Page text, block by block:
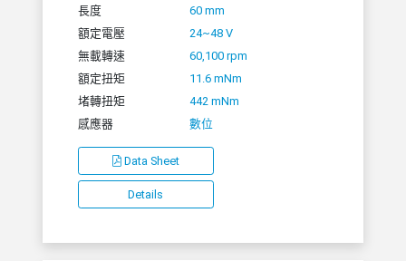
Data Sheet
Details
長度
60 mm
額定電壓
24~48 V
無載轉速
60,100 rpm
額定扭矩
11.6 mNm
堵轉扭矩
442 mNm
感應器
數位